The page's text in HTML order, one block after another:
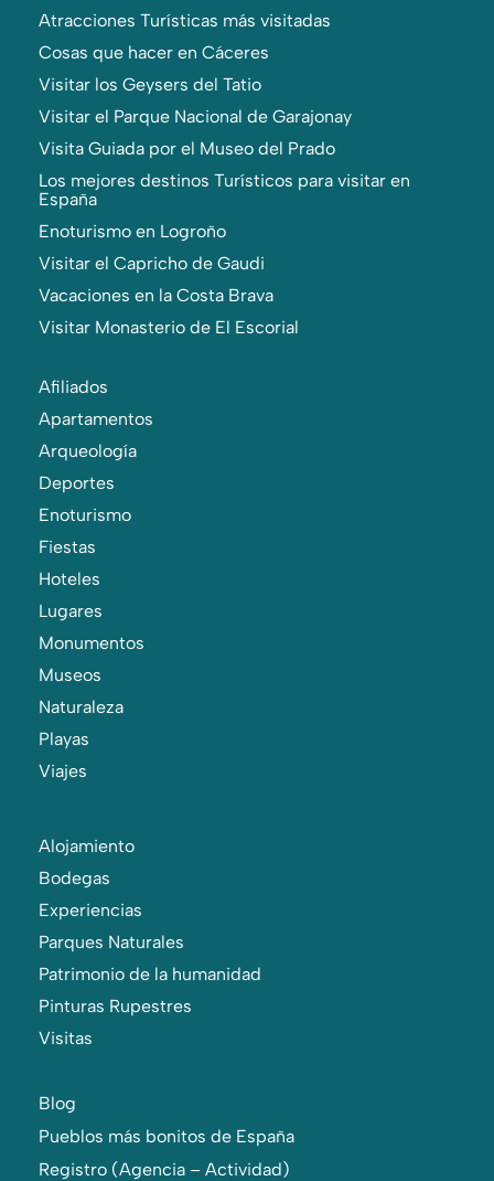
Atracciones Turísticas más visitadas
Cosas que hacer en Cáceres
Visitar los Geysers del Tatio
Visitar el Parque Nacional de Garajonay
Visita Guiada por el Museo del Prado
Los mejores destinos Turísticos para visitar en
España
Enoturismo en Logroño
Visitar el Capricho de Gaudi
Vacaciones en la Costa Brava
Visitar Monasterio de El Escorial
Afiliados
Apartamentos
Arqueología
Deportes
Enoturismo
Fiestas
Hoteles
Lugares
Monumentos
Museos
Naturaleza
Playas
Viajes
Alojamiento
Bodegas
Experiencias
Parques Naturales
Patrimonio de la humanidad
Pinturas Rupestres
Visitas
Blog
Pueblos más bonitos de España
Registro (Agencia – Actividad)